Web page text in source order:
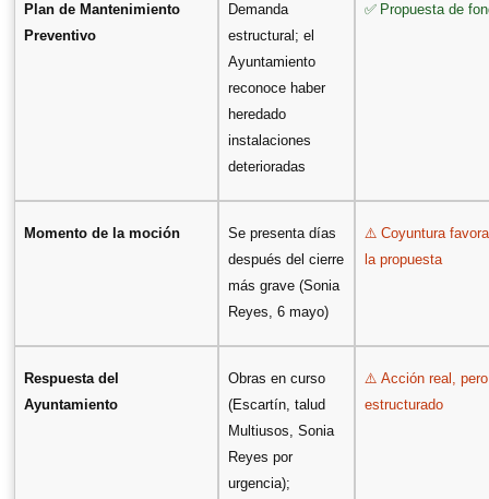
Plan de Mantenimiento
Preventivo
Demanda
estructural; el
Ayuntamiento
reconoce haber
heredado
instalaciones
deterioradas
✅ Propuesta de
Momento de la moción
Se presenta días
después del cierre
más grave (Sonia
Reyes, 6 mayo)
⚠️Coyuntura
la propuesta
Respuesta del
Ayuntamiento
Obras en curso
(Escartín, talud
Multiusos, Sonia
Reyes por
urgencia);
⚠️Acción real,
estructurado